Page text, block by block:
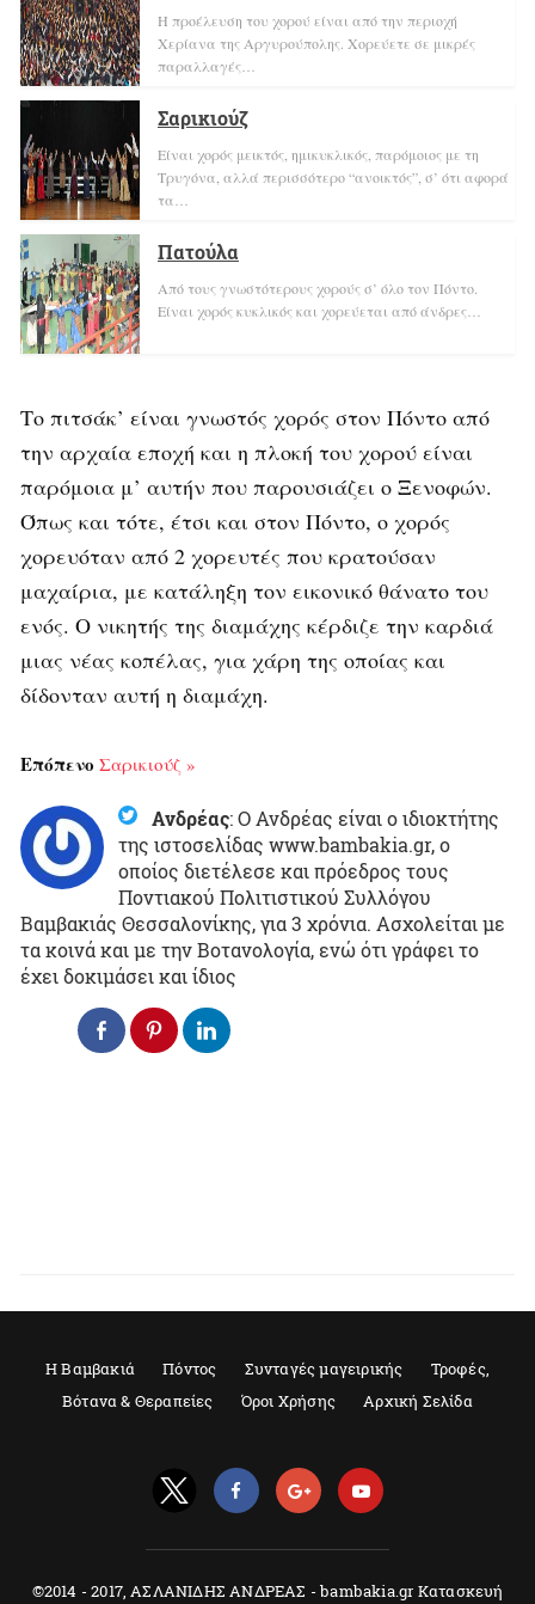
Η προέλευση του χορού είναι από την περιοχή
Χερίανα της Αργυρούπολης. Χορεύετε σε μικρές
παραλλαγές…
Σαρικιούζ
Είναι χορός μεικτός, ημικυκλικός, παρόμοιος με τη
Τρυγόνα, αλλά περισσότερο “ανοικτός”, σ’ ότι αφορά
τα…
Πατούλα
Από τους γνωστότερους χορούς σ’ όλο τον Πόντο.
Είναι χορός κυκλικός και χορεύεται από άνδρες…
Το πιτσάκ’ είναι γνωστός χορός στον Πόντο από
την αρχαία εποχή και η πλοκή του χορού είναι
παρόμοια μ’ αυτήν που παρουσιάζει ο Ξενοφών.
Όπως και τότε, έτσι και στον Πόντο, ο χορός
χορευόταν από 2 χορευτές που κρατούσαν
μαχαίρια, με κατάληξη τον εικονικό θάνατο του
ενός. Ο νικητής της διαμάχης κέρδιζε την καρδιά
μιας νέας κοπέλας, για χάρη της οποίας και
δίδονταν αυτή η διαμάχη.
Επόπενο Σαρικιούζ »
Ανδρέας:Ο Ανδρέας είναι ο ιδιοκτήτης
της ιστοσελίδας www.bambakia.gr, ο
οποίος διετέλεσε και πρόεδρος τους
Ποντιακού Πολιτιστικού Συλλόγου
Βαμβακιάς Θεσσαλονίκης, για 3 χρόνια. Ασχολείται με
τα κοινά και με την Βοτανολογία, ενώ ότι γράφει το
έχει δοκιμάσει και ίδιος
Η Βαμβακιά Πόντος Συνταγές μαγειρικής
Τροφές,
Βότανα & Θεραπείες
Όροι Χρήσης Αρχική Σελίδα
©2014 - 2017, ΑΣΛΑΝΙΔΗΣ ΑΝΔΡΕΑΣ - bambakia.gr Κατασκευή